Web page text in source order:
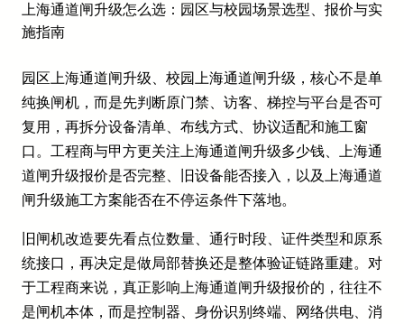
上海通道闸升级怎么选：园区与校园场景选型、报价与实
施指南
园区上海通道闸升级、校园上海通道闸升级，核心不是单
纯换闸机，而是先判断原门禁、访客、梯控与平台是否可
复用，再拆分设备清单、布线方式、协议适配和施工窗
口。工程商与甲方更关注上海通道闸升级多少钱、上海通
道闸升级报价是否完整、旧设备能否接入，以及上海通道
闸升级施工方案能否在不停运条件下落地。
旧闸机改造要先看点位数量、通行时段、证件类型和原系
统接口，再决定是做局部替换还是整体验证链路重建。对
于工程商来说，真正影响上海通道闸升级报价的，往往不
是闸机本体，而是控制器、身份识别终端、网络供电、消